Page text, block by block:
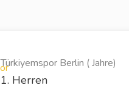
Türkiyemspor Berlin ( Jahre)
1. Herren